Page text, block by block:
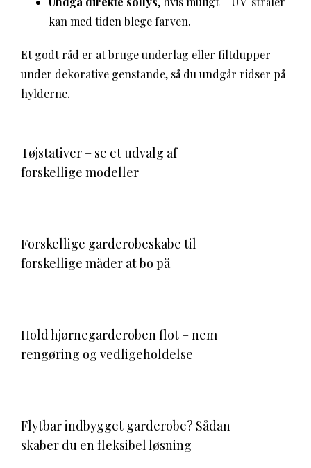
kan med tiden blege farven.
Et godt råd er at bruge underlag eller filtdupper
under dekorative genstande, så du undgår ridser på
hylderne.
Tøjstativer – se et udvalg af
forskellige modeller
Forskellige garderobeskabe til
forskellige måder at bo på
Hold hjørnegarderoben flot – nem
rengøring og vedligeholdelse
Flytbar indbygget garderobe? Sådan
skaber du en fleksibel løsning